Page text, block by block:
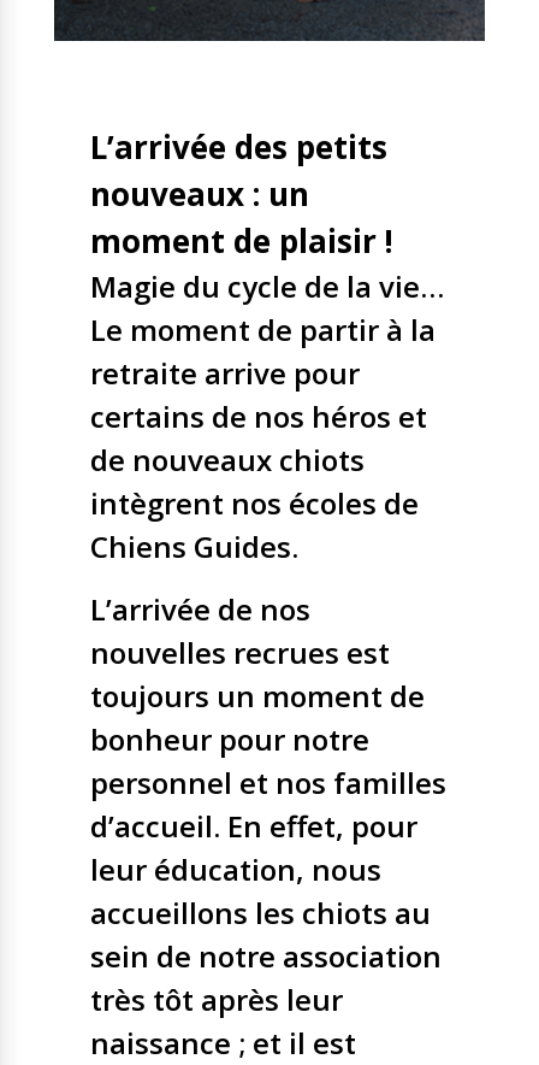
Nos solutions
Le Bemob
Formation & Rééducation
fonctionnelle
Rééducation fonctionnelle
Tout savoir
série
Nous contacter
L’arrivée des petits
nouveaux : un
moment de plaisir !
Magie du cycle de la vie…
Le moment de partir à la
retraite arrive pour
certains de nos héros et
de nouveaux chiots
intègrent nos écoles de
Chiens Guides.
L’arrivée de nos
nouvelles recrues est
toujours un moment de
bonheur pour notre
personnel et nos familles
d’accueil. En effet, pour
leur éducation, nous
accueillons les chiots au
sein de notre association
très tôt après leur
naissance ; et il est